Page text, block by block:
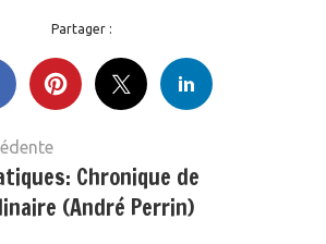
Partager :
Chronique de
(André Perrin)